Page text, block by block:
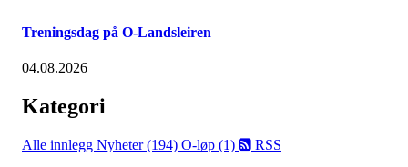
Treningsdag på O-Landsleiren
04.08.2026
Kategori
Alle innlegg Nyheter (194) O-løp (1) RSS